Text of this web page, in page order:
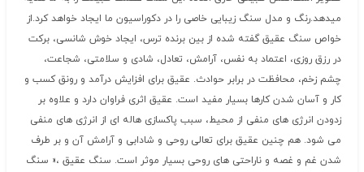
میدهد.رنگ و مدل سنگ زیبایی خاصی را در دکوراسیون ما ایجاد خواهد کرد.از
خواص سنگ عقیق گفته شده از بین برنده ترس، ایجاد خوش شانسی، برکت
در رزق روزی، اعتماد به نفس، آرامش، تعادل، شادی و سلامتی، شجاعت،
چشم زخم، محافظت در برابر حوادث. عقیق برای افزایش درآمد و رونق کسب و
کار و آسان شدن کارها بسیار مفید است. عقیق اثری فراوان دارد و علاوه بر
زدودن انرژی های منفی از محیط، سبب پاکسازی هاله ای از انرژی های منفی
می شود. هم چنین عقیق برای تعالی روحی و شادابی و آرامش آن و بر طرف
شدن غم و غصه و ناراحتی های روحی بسیار موثر است. سنگ عقیق ،« سنگ